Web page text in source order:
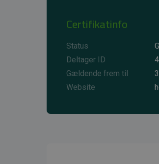
Certifikatinfo
Status
Deltager ID
Gældende frem til
Website